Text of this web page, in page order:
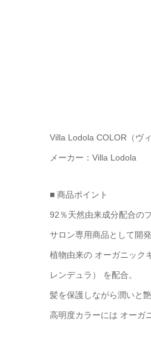
Villa Lodola COLOR（ヴ
メーカー：Villa Lodola
■ 商品ポイント
92％天然由来成分配合の
サロン専用商品として開
植物由来の オーガニック
レンデュラ） を配合。
髪を保護しながら潤いと艶
高明度カラーには オーガ